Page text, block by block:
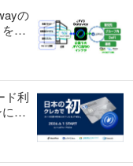
の
発
ド利
。
ト
す